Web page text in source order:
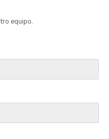
equipo.